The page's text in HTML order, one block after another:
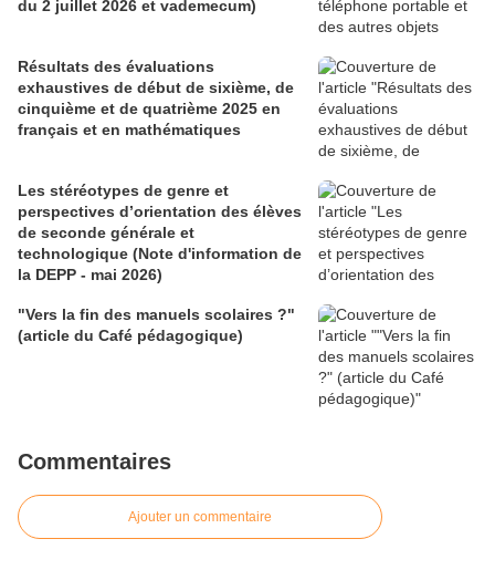
du 2 juillet 2026 et vademecum)
Résultats des évaluations
exhaustives de début de sixième, de
cinquième et de quatrième 2025 en
français et en mathématiques
Les stéréotypes de genre et
perspectives d’orientation des élèves
de seconde générale et
technologique (Note d'information de
la DEPP - mai 2026)
"Vers la fin des manuels scolaires ?"
(article du Café pédagogique)
Commentaires
Ajouter un commentaire